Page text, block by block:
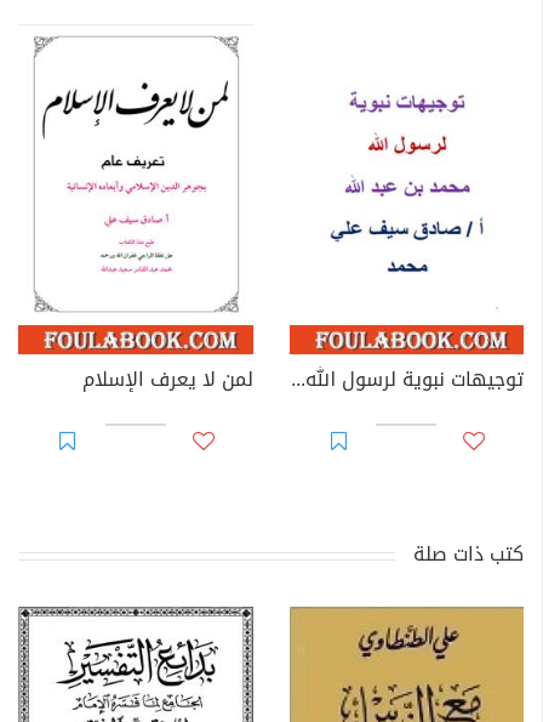
توجيهات نبوية لرسول الله محمد بن عبد الله ﷺ لمن لا يعرف الإسلام
كتب ذات صلة